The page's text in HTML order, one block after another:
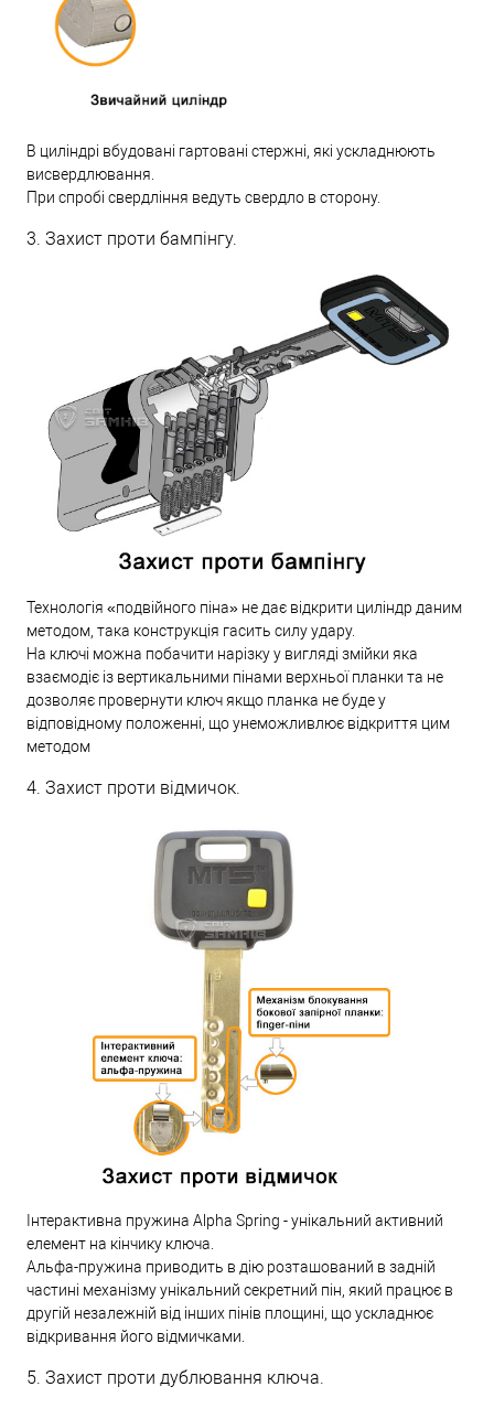
В циліндрі вбудовані гартовані стержні, які ускладнюють
висвердлювання.
При спробі свердління ведуть свердло в сторону.
3. Захист проти бампінгу.
Технологія «подвійного піна» не дає відкрити циліндр даним
методом, така конструкція гасить силу удару.
На ключі можна побачити нарізку у вигляді змійки яка
взаємодіє із вертикальними пінами верхньої планки та не
дозволяє провернути ключ якщо планка не буде у
відповідному положенні, що унеможливлює відкриття цим
методом
4. Захист проти відмичок.
Інтерактивна пружина Alpha Spring - унікальний активний
елемент на кінчику ключа.
Альфа-пружина приводить в дію розташований в задній
частині механізму унікальний секретний пін, який працює в
другій незалежній від інших пінів площині, що ускладнює
відкривання його відмичками.
5. Захист проти дублювання ключа.